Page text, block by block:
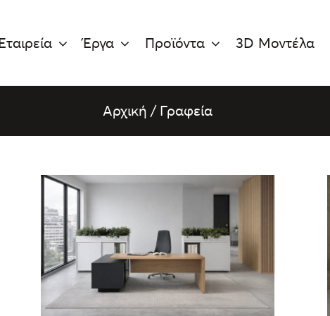
Έργα Προϊόντα 3D Μοντέλα
Αρχική / Γραφεία
ΛΕΠΤΟΜΈΡΕΙΕΣ